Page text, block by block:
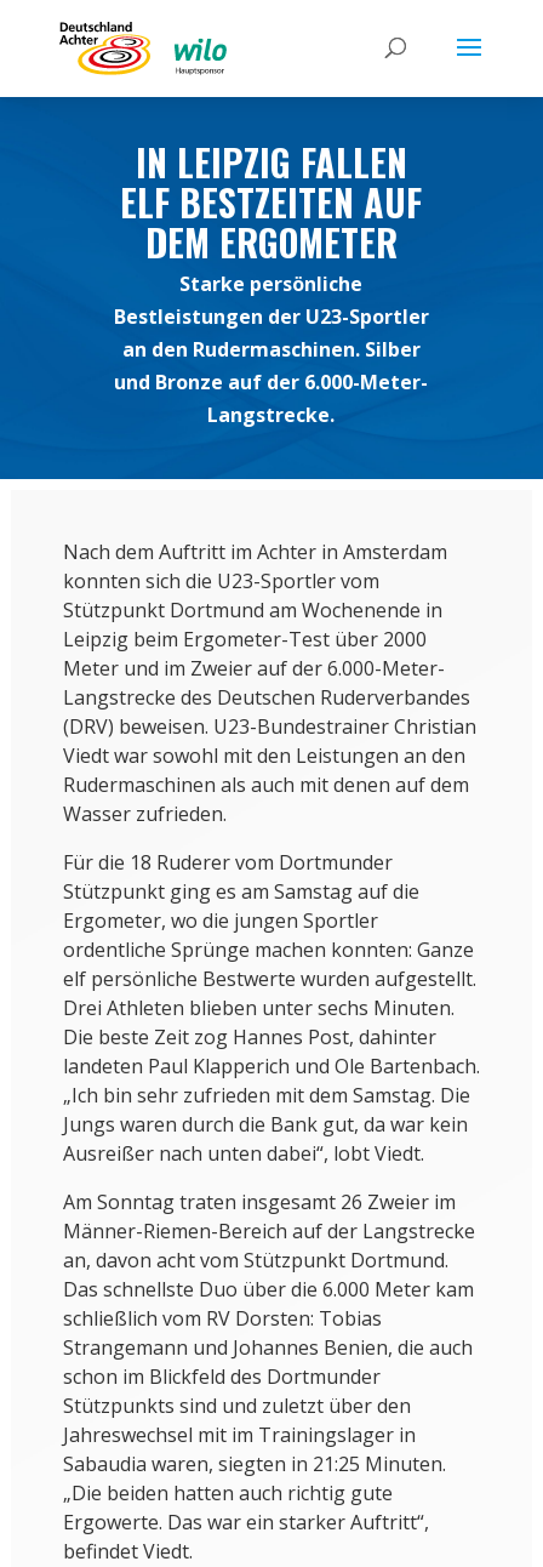
IN LEIPZIG FALLEN
ELF BESTZEITEN AUF
DEM ERGOMETER
Starke persönliche
Bestleistungen der U23-Sportler
an den Rudermaschinen. Silber
und Bronze auf der 6.000-Meter-
Langstrecke.
Nach dem Auftritt im Achter in Amsterdam
konnten sich die U23-Sportler vom
Stützpunkt Dortmund am Wochenende in
Leipzig beim Ergometer-Test über 2000
Meter und im Zweier auf der 6.000-Meter-
Langstrecke des Deutschen Ruderverbandes
(DRV) beweisen. U23-Bundestrainer Christian
Viedt war sowohl mit den Leistungen an den
Rudermaschinen als auch mit denen auf dem
Wasser zufrieden.
Für die 18 Ruderer vom Dortmunder
Stützpunkt ging es am Samstag auf die
Ergometer, wo die jungen Sportler
ordentliche Sprünge machen konnten: Ganze
elf persönliche Bestwerte wurden aufgestellt.
Drei Athleten blieben unter sechs Minuten.
Die beste Zeit zog Hannes Post, dahinter
landeten Paul Klapperich und Ole Bartenbach.
„Ich bin sehr zufrieden mit dem Samstag. Die
Jungs waren durch die Bank gut, da war kein
Ausreißer nach unten dabei“, lobt Viedt.
Am Sonntag traten insgesamt 26 Zweier im
Männer-Riemen-Bereich auf der Langstrecke
an, davon acht vom Stützpunkt Dortmund.
Das schnellste Duo über die 6.000 Meter kam
schließlich vom RV Dorsten: Tobias
Strangemann und Johannes Benien, die auch
schon im Blickfeld des Dortmunder
Stützpunkts sind und zuletzt über den
Jahreswechsel mit im Trainingslager in
Sabaudia waren, siegten in 21:25 Minuten.
„Die beiden hatten auch richtig gute
Ergowerte. Das war ein starker Auftritt“,
befindet Viedt.